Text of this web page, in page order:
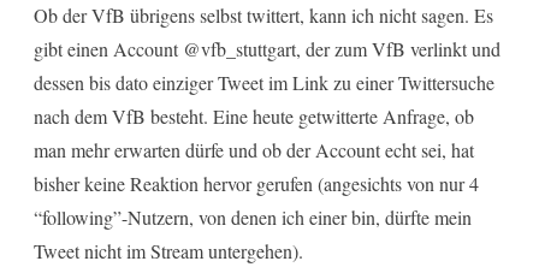
Ob der VfB übrigens selbst twittert, kann ich nicht sagen. Es
gibt einen Account @vfb_stuttgart, der zum VfB verlinkt und
dessen bis dato einziger Tweet im Link zu einer Twittersuche
nach dem VfB besteht. Eine heute getwitterte Anfrage, ob
man mehr erwarten dürfe und ob der Account echt sei, hat
bisher keine Reaktion hervor gerufen (angesichts von nur 4
“following”-Nutzern, von denen ich einer bin, dürfte mein
Tweet nicht im Stream untergehen).